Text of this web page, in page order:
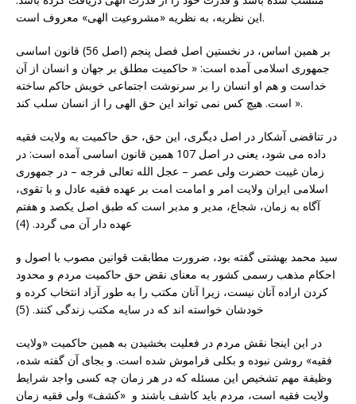
این نظریه، به نظریه «مشروعیت الهى» معروف است.
بر همین اساس، در نخستین اصل فصل پنجم (اصل 56) قانون اساسی
جمهوری اسلامی آمده است: « حاکمیت مطلق بر جهان و انسان از آن
خداست و هم او انسان را بر سرنوشت اجتماعى خویش حاکم ساخته
است. هیچ کس نمى تواند این حق الهى را از انسان سلب کند ».
در تناقضی آشکار در اصل دیگری، این حق، حق حاکمیت به ولایت فقیه
داده می شود، یعنی در اصل 107 همین قانون اساسی آمده است: در
زمان غیبت حضرت ولى عصر – عجل الله تعالى فرجه – در جمهورى
اسلامى ایران ولایت امر و امامت امت بر عهده فقیه عادل و با تقوى،
آگاه به زمان، شجاع، مدیر و مدبر است که طبق اصل یکصد و هفتم
عهده دار آن مى گردد. (4)
سید محمد بهشتی گفته بود، ضرورت مطابقت قوانین مصوب با اصول و
احکام مذهب رسمى کشور به معناى نقض حق حاکمیت مردم و محدود
کردن اراده آنان نیست، زیرا آنان مکتب را به طور آزاد انتخاب کرده و
خودشان خواسته اند که در سایه مکتب زندگى کنند. (5)
در این اینجا نقش مردم در فعلیت بخشیدن به همین حاکمیت «ولایت
فقیه» روشن نبوده و بکلی فراموش شده است. و بجای آن گفته شده،
وظیفة مهم تشخیص این مسئله که در هر زمان چه کسی واجد شرایط
ولایت فقیه است، مردم باید کاشف باشند و «کشف» ولی فقیه زمان